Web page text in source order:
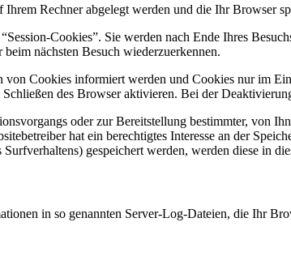
Rechner abgelegt werden und die Ihr Browser
Cookies”. Sie werden nach Ende Ihres
nächsten Besuch wiederzuerkennen.
von Cookies informiert werden und Cookies nur im
des Browser aktivieren. Bei der
oder zur Bereitstellung bestimmter, von
hat ein berechtigtes Interesse an der
gespeichert werden, werden diese in
in so genannten Server-Log-Dateien, die Ihr